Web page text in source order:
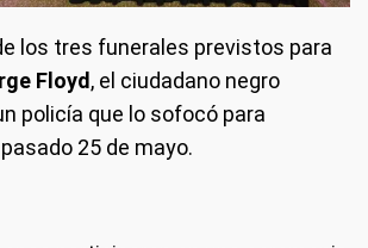
los tres funerales previstos para
Floyd, el ciudadano negro
policía que lo sofocó para
25 de mayo.